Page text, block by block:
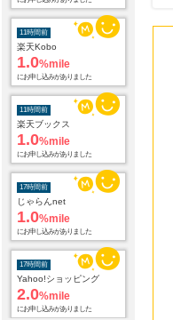
11時間前
楽天Kobo
1.0%mile
にお申し込みがありました
11時間前
楽天ブックス
1.0%mile
にお申し込みがありました
17時間前
じゃらんnet
1.0%mile
にお申し込みがありました
17時間前
Yahoo!ショッピング
2.0%mile
にお申し込みがありました
17時間前